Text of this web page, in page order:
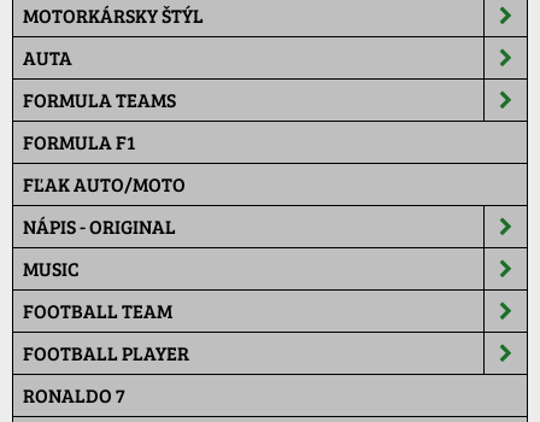
MOTORKÁRSKY ŠTÝL
AUTA
FORMULA TEAMS
FORMULA F1
FĽAK AUTO/MOTO
NÁPIS - ORIGINAL
MUSIC
FOOTBALL TEAM
FOOTBALL PLAYER
RONALDO 7